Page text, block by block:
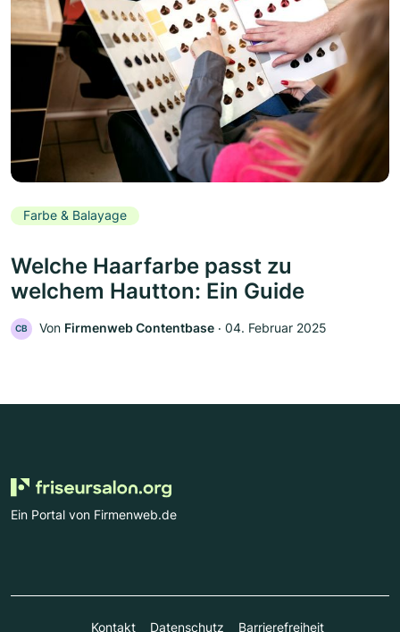
Farbe & Balayage
Welche Haarfarbe passt zu
welchem Hautton: Ein Guide
CB Von Firmenweb Contentbase ‧ 04. Februar 2025
Ein Portal von Firmenweb.de
Kontakt Datenschutz Barrierefreiheit